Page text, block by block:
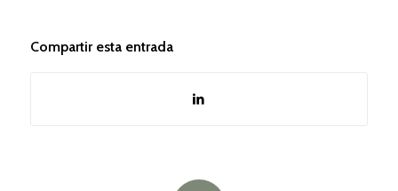
Compartir esta entrada